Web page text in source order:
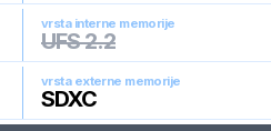
vrsta interne memorije
UFS 2.2
vrsta externe memorije
SDXC